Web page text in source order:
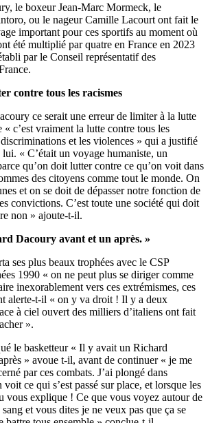
le boxeur Jean-Marc Mormeck, le
ou le nageur Camille Lacourt ont fait le
important pour ces sportifs au moment où
été multiplié par quatre en France en 2023
par le Conseil représentatif des
contre tous les racismes
ce serait une erreur de limiter à la lutte
« c’est vraiment la lutte contre tous les
et les violences » qui a justifié
« C’était un voyage humaniste, un
qu’on doit lutter contre ce qu’on voit dans
des citoyens comme tout le monde. On
et on se doit de dépasser notre fonction de
convictions. C’est toute une société qui doit
non » ajoute-t-il.
Dacoury avant et un après. »
ses plus beaux trophées avec le CSP
1990 « on ne peut plus se diriger comme
inexorablement vers ces extrémismes, ces
alerte-t-il « on y va droit ! Il y a deux
à ciel ouvert des milliers d’italiens ont fait
».
le basketteur « Il y avait un Richard
» avoue t-il, avant de continuer « je me
par ces combats. J’ai plongé dans
voit ce qui s’est passé sur place, et lorsque les
vous explique ! Ce que vous voyez autour de
et vous dites je ne veux pas que ça se